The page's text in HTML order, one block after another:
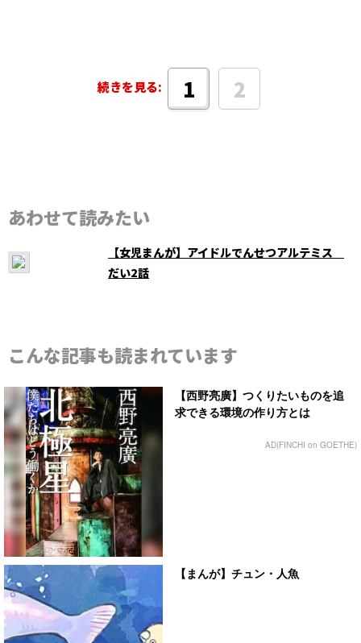
続きを見る: 1 2
あわせて読みたい
【女児まんが】アイドルでんせつアルテミス
だい2話
こんな記事も読まれています
【西野亮廣】つくりたいものを追
求できる環境の作り方とは
AD(FINCHI on GOETHE)
【まんが】チュン・人魚